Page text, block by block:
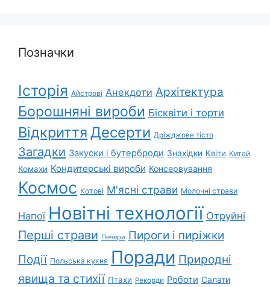
Позначки
Історія Айстрові Анекдоти Архітектура
Борошняні вироби Бісквіти і торти
Відкриття Десерти Дріжджове тісто
Загадки Закуски і бутерброди Знахідки Квіти Китай
Комахи Кондитерські вироби Консервування
Космос Котові М'ясні страви Молочні страви
Напої Новітні технології Отруйні
Перші страви Печери Пироги і пиріжки
Події Польська кухня Поради Природні
явища та стихії Птахи Рекорди Роботи Салати